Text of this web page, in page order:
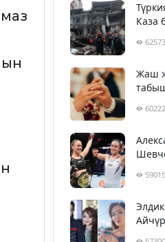
Каза
Жаш